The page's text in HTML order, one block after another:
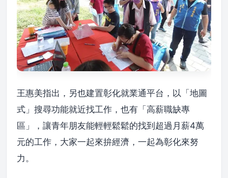
王惠美指出，另也建置彰化就業通平台，以「地圖
式」搜尋功能就近找工作，也有「高薪職缺專
區」，讓青年朋友能輕輕鬆鬆的找到超過月薪4萬
元的工作，大家一起來拚經濟，一起為彰化來努
力。